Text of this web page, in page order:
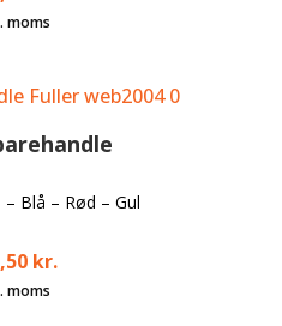
Blå – Rød – Gul
kr.